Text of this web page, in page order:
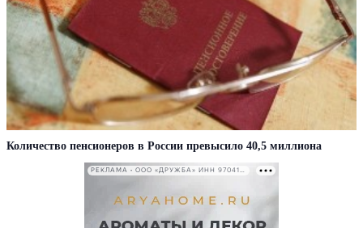
Количество пенсионеров в России превысило 40,5 миллиона
РЕКЛАМА • ООО «ДРУЖБА» ИНН 9704146411